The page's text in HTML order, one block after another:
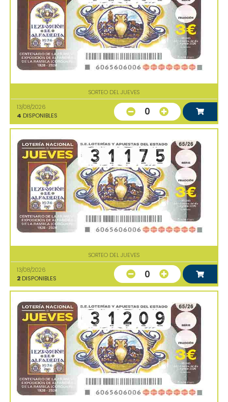
SORTEO DEL JUEVES
13/08/2026
4 DISPONIBLES 0
SORTEO DEL JUEVES
13/08/2026
2 DISPONIBLES 0